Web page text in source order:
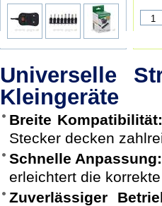
Universelle
Kleingeräte
Breite
Stecker decken
Schnelle Anpassung:
erleichtert die
Zuverlässiger